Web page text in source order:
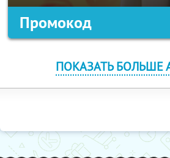
Промокод
ПОКАЗАТЬ БОЛЬШЕ